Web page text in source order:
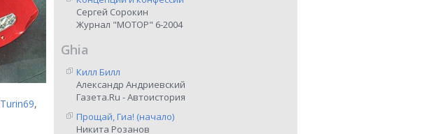
Turin69,
Сергей Сорокин
Журнал "МОТОР" 6-2004
Ghia
Килл Билл
Александр Андриевский
Газета.Ru - Автоистория
Прощай, Гиа! (начало)
Никита Розанов